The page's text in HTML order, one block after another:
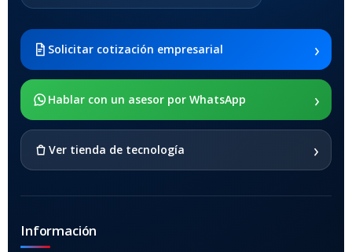
Solicitar cotización empresarial ›
Hablar con un asesor por WhatsApp ›
Ver tienda de tecnología ›
Información